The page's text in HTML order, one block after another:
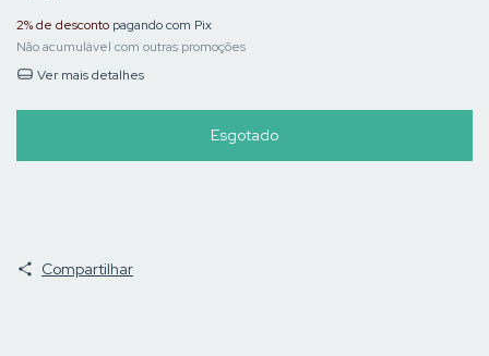
2% de desconto pagando com Pix
Não acumulável com outras promoções
Ver mais detalhes
Compartilhar